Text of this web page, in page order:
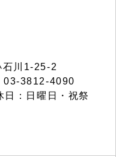
川1-25-2
03-3812-4090
：日曜日・祝祭